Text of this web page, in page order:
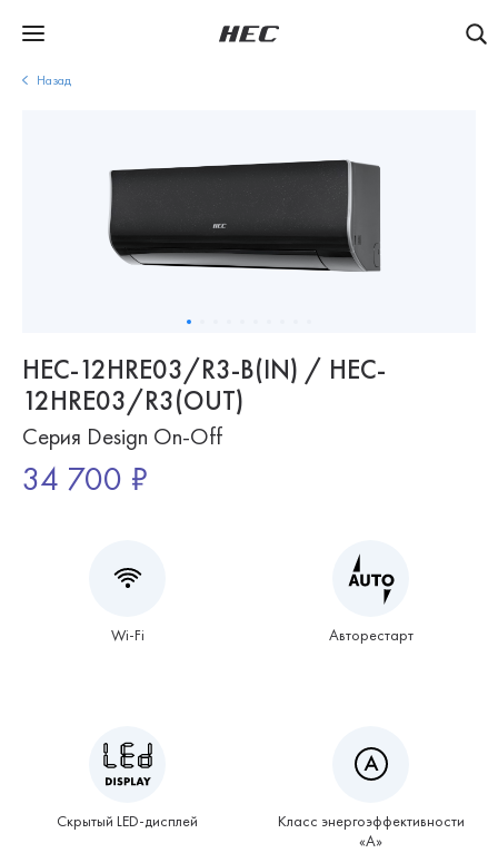
Назад
HEC-12HRE03/R3-B(IN) / HEC-
12HRE03/R3(OUT)
Серия Design On-Off
34 700 ₽
Wi-Fi Авторестарт
Скрытый LED-дисплей
Класс энергоэффективности
«А»